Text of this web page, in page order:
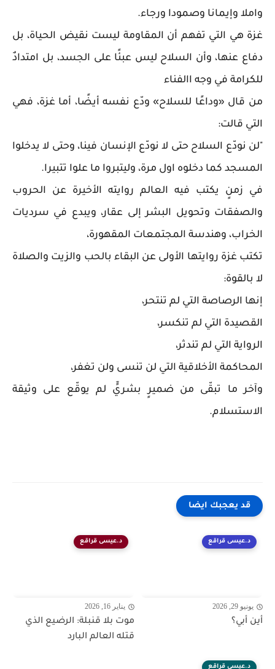
واملا وإيمانا وصمودا ورجاء.
غزة هي التي تفهم أن المقاومة ليست نقيض الحياة، بل
دفاع عنها، وأن السلاح ليس عبئًا على الجسد، بل امتدادٌ
للكرامة في وجه االفناء
من قال «وداعًا للسلاح» ودّع نفسه أيضًا، أما غزة، فهي
التي قالت:
"لن نودّع السلاح حتى لا نودّع الإنسان فينا، وحتى لا يدخلوا
المسجد كما دخلوه اول مرة، وليتبروا ما علوا تتبيرا.
في زمنٍ يكتب فيه العالم روايته الأخيرة عن الحروب
والصفقات وتحويل البشر إلى عقار، ويبدع في سرديات
الخراب، وهندسة المجتمعات المقهورة،
تكتب غزة روايتها الأولى عن البقاء بالحب والزيت والصلاة
لا بالقوة:
إنها الرصاصة التي لم تنتحر،
القصيدة التي لم تنكسر،
الرواية التي لم تندثر،
المحاكمة الأخلاقية التي لن تنسى ولن تغفر،
وآخر ما تبقّى من ضميرٍ بشريٍّ لم يوقّع على وثيقة
الاستسلام.
قد يعجبك ايضا
د.عيسى قراقع
يونيو 29, 2026
أين أبي؟
د.عيسى قراقع
يناير 16, 2026
موت بلا قنبلة: الرضيع الذي
قتله العالم البارد
د.عيسى قراقع